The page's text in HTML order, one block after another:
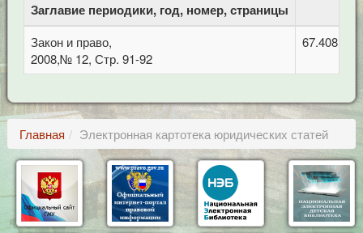
Заглавие периодики, год, номер, страницы
Закон и право,
2008,№ 12, Стр. 91-92
67.408
Главная Электронная картотека юридических статей